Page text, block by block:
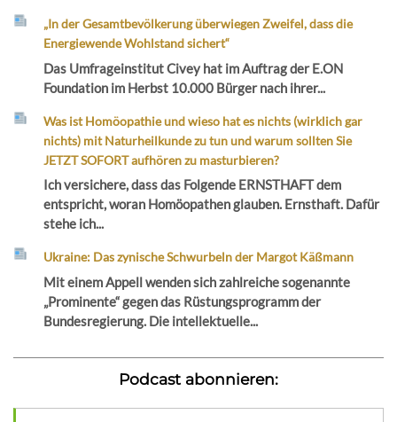
„In der Gesamtbevölkerung überwiegen Zweifel, dass die
Energiewende Wohlstand sichert“
Das Umfrageinstitut Civey hat im Auftrag der E.ON
Foundation im Herbst 10.000 Bürger nach ihrer...
Was ist Homöopathie und wieso hat es nichts (wirklich gar
nichts) mit Naturheilkunde zu tun und warum sollten Sie
JETZT SOFORT aufhören zu masturbieren?
Ich versichere, dass das Folgende ERNSTHAFT dem
entspricht, woran Homöopathen glauben. Ernsthaft. Dafür
stehe ich...
Ukraine: Das zynische Schwurbeln der Margot Käßmann
Mit einem Appell wenden sich zahlreiche sogenannte
„Prominente“ gegen das Rüstungsprogramm der
Bundesregierung. Die intellektuelle...
Podcast abonnieren: